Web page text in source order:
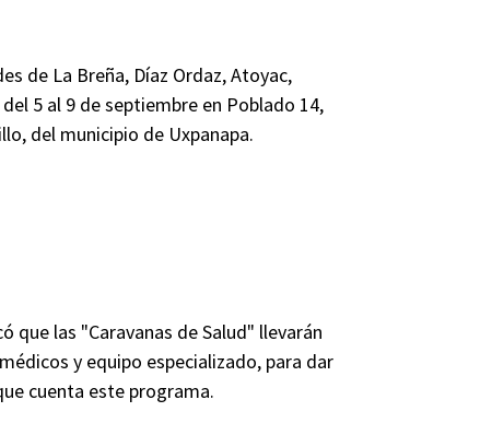
de La Breña, Díaz Ordaz, Atoyac,
5 al 9 de septiembre en Poblado 14,
del municipio de Uxpanapa.
que las "Caravanas de Salud" llevarán
y equipo especializado, para dar
cuenta este programa.